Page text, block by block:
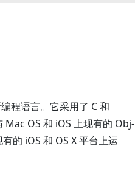
程语言。它采用了 C 和
Mac OS 和 iOS 上现有的 Obj-
的 iOS 和 OS X 平台上运